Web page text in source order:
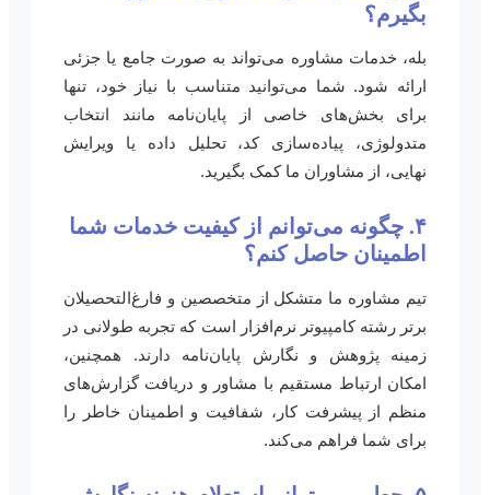
بگیرم؟
بله، خدمات مشاوره می‌تواند به صورت جامع یا جزئی
ارائه شود. شما می‌توانید متناسب با نیاز خود، تنها
برای بخش‌های خاصی از پایان‌نامه مانند انتخاب
متدولوژی، پیاده‌سازی کد، تحلیل داده یا ویرایش
نهایی، از مشاوران ما کمک بگیرید.
۴. چگونه می‌توانم از کیفیت خدمات شما
اطمینان حاصل کنم؟
تیم مشاوره ما متشکل از متخصصین و فارغ‌التحصیلان
برتر رشته کامپیوتر نرم‌افزار است که تجربه طولانی در
زمینه پژوهش و نگارش پایان‌نامه دارند. همچنین،
امکان ارتباط مستقیم با مشاور و دریافت گزارش‌های
منظم از پیشرفت کار، شفافیت و اطمینان خاطر را
برای شما فراهم می‌کند.